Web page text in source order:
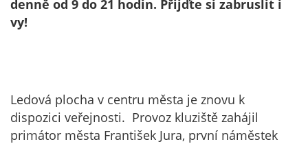
denně od 9 do 21 hodin. Přijďte si zabruslit i
vy!
Ledová plocha v centru města je znovu k
dispozici veřejnosti. Provoz kluziště zahájil
primátor města František Jura, první náměstek